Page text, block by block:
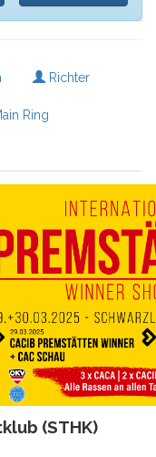
Richter
Ring
(STHK)